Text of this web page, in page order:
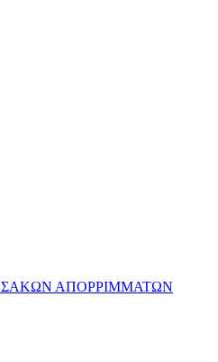
ΣΑΚΩΝ ΑΠΟΡΡΙΜΜΑΤΩΝ